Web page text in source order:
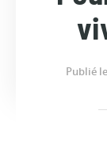
Publié